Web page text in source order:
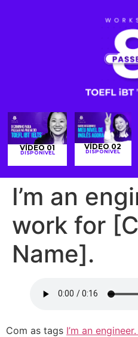
VÍDEO 01
DISPONÍVEL
VÍDEO 02
DISPONÍVEL
I’m an
work for
Name].
Com as tags I’m an